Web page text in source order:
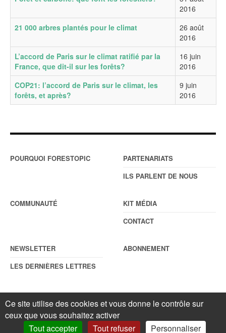
2016
21 000 arbres plantés pour le climat
26 août
2016
L’accord de Paris sur le climat ratifié par la
France, que dit-il sur les forêts?
16 juin
2016
COP21: l’accord de Paris sur le climat, les
forêts, et après?
9 juin
2016
POURQUOI FORESTOPIC
PARTENARIATS
ILS PARLENT DE NOUS
COMMUNAUTÉ
KIT MÉDIA
CONTACT
NEWSLETTER
LES DERNIÈRES LETTRES
ABONNEMENT
© ForestopicMentions légales. Reproduction interdite sans autorisation
écrite préalable.Gestionnaire de cookies
Ce site utilise des cookies et vous donne le contrôle sur
ceux que vous souhaitez activer
Tout accepter
Tout refuser Personnaliser